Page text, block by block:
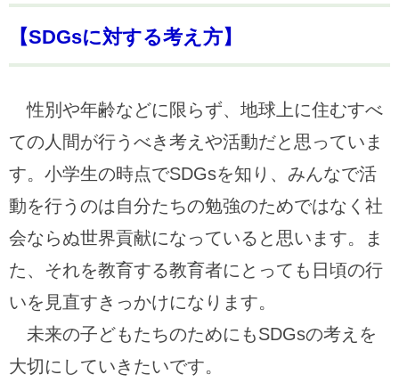
【SDGsに対する考え方】
性別や年齢などに限らず、地球上に住むすべ
ての人間が行うべき考えや活動だと思っていま
す。小学生の時点でSDGsを知り、みんなで活
動を行うのは自分たちの勉強のためではなく社
会ならぬ世界貢献になっていると思います。ま
た、それを教育する教育者にとっても日頃の行
いを見直すきっかけになります。
未来の子どもたちのためにもSDGsの考えを
大切にしていきたいです。